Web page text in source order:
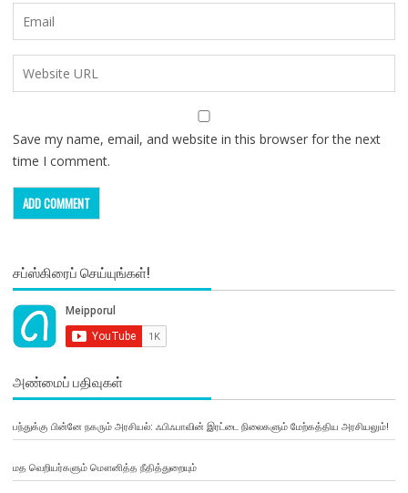
Save my name, email, and website in this browser for the next
time I comment.
சப்ஸ்கிரைப் செய்யுங்கள்!
அண்மைப் பதிவுகள்
பந்துக்கு பின்னே நகரும் அரசியல்: ஃபிஃபாவின் இரட்டை நிலைகளும் மேற்கத்திய அரசியலும்!
மத வெறியர்களும் மௌனித்த நீதித்துறையும்